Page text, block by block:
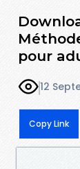
pour
12
Copy Link